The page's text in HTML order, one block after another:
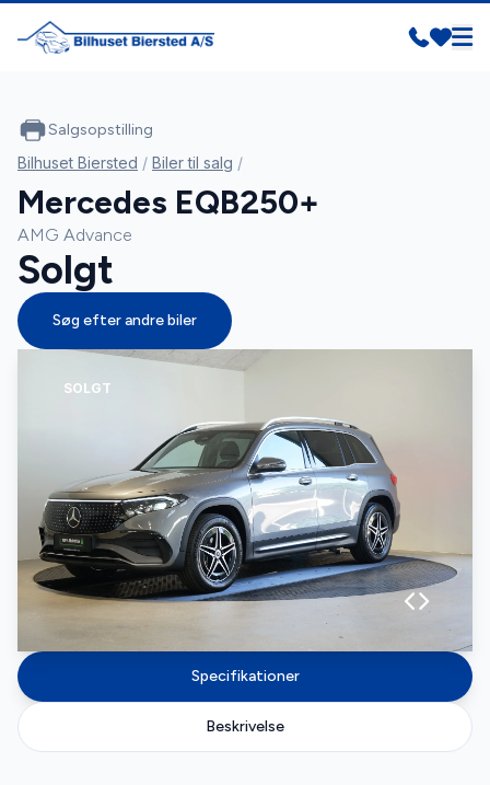
SOLGT
Specifikationer
Beskrivelse
Salgsopstilling
Bilhuset Biersted / Biler til salg /
Mercedes EQB250+
AMG Advance
Solgt
Søg efter andre biler